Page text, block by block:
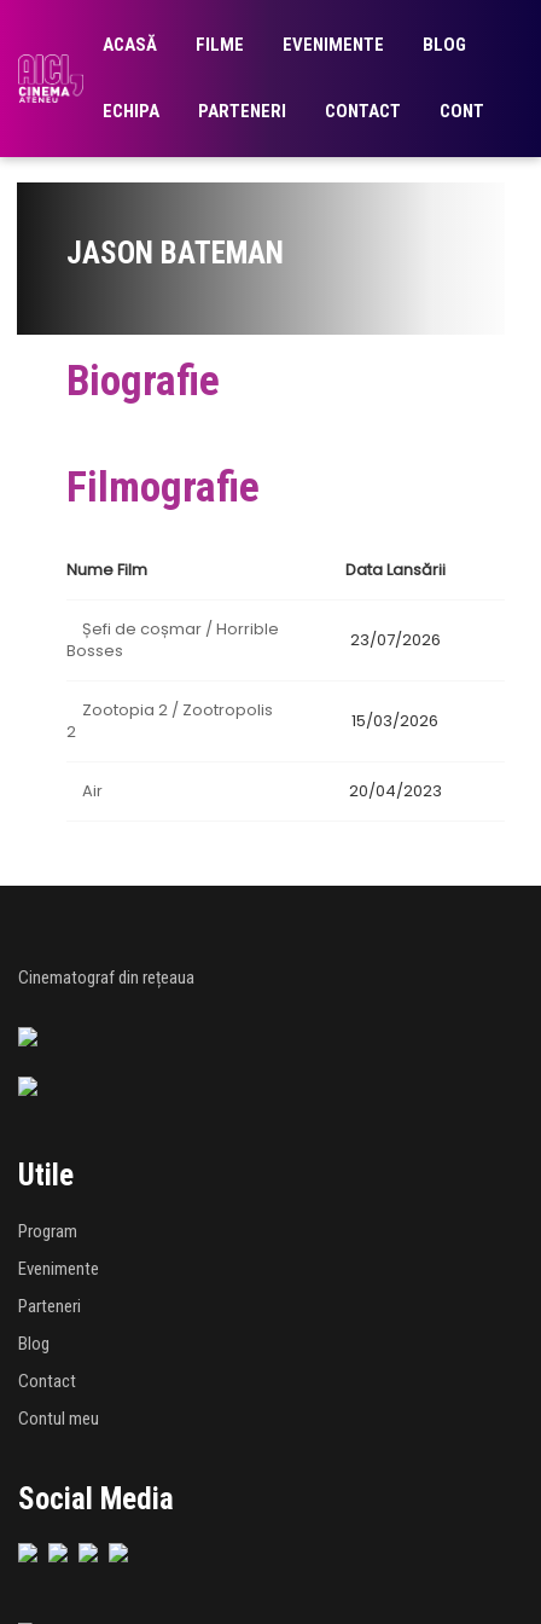
ACASĂ FILME EVENIMENTE BLOG
ECHIPA PARTENERI CONTACT CONT
JASON BATEMAN
Biografie
Filmografie
Nume Film Data Lansării
Șefi de coșmar / Horrible
Bosses
23/07/2026
Zootopia 2 / Zootropolis
2
15/03/2026
Air 20/04/2023
Cinematograf din rețeaua
Utile
Program
Evenimente
Parteneri
Blog
Contact
Contul meu
Social Media